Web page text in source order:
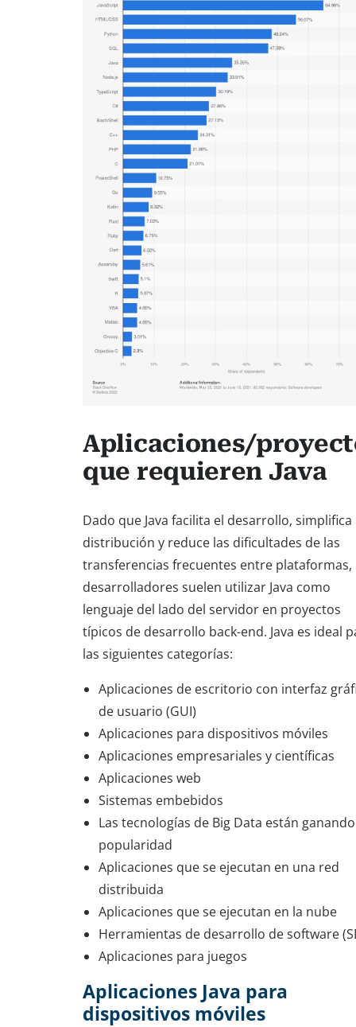
Aplicaciones/
que requieren Java
Dado que Java facilita el desarrollo, simplifica
distribución y reduce las dificultades de las
transferencias frecuentes entre plataformas,
desarrolladores suelen utilizar Java como
lenguaje del lado del servidor en proyectos
típicos de desarrollo back-end. Java es ideal
las siguientes categorías:
Aplicaciones de escritorio con interfaz
de usuario (GUI)
Aplicaciones para dispositivos móviles
Aplicaciones empresariales y científicas
Aplicaciones web
Sistemas embebidos
Las tecnologías de Big Data están ganando
popularidad
Aplicaciones que se ejecutan en una red
distribuida
Aplicaciones que se ejecutan en la nube
Herramientas de desarrollo de software
Aplicaciones para juegos
Aplicaciones Java para
dispositivos móviles